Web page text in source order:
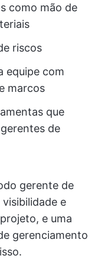
como mão de
riscos
equipe com
marcos
que
de
gerente de
e
e uma
gerenciamento